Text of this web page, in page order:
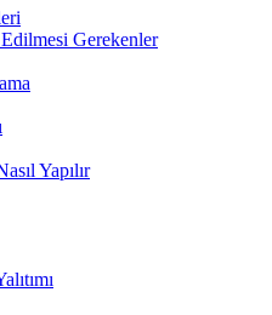
Gerekenler
Yapılır